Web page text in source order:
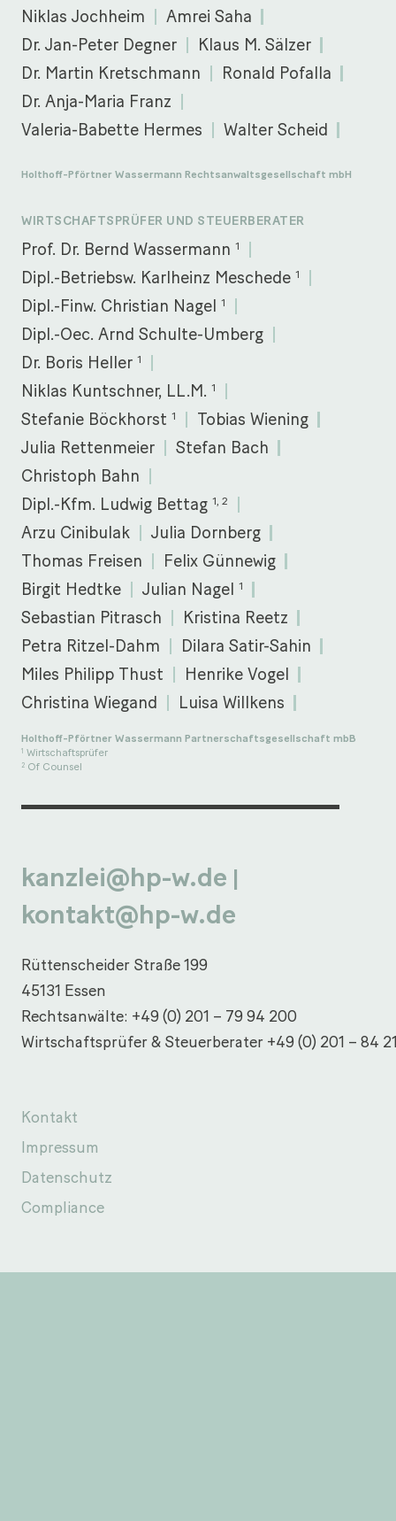
Niklas Jochheim
Amrei Saha
Dr. Jan-Peter Degner
Klaus M. Sälzer
Dr. Martin Kretschmann
Ronald Pofalla
Dr. Anja-Maria Franz
Valeria-Babette Hermes
Walter Scheid
Holthoff-Pförtner Wassermann Rechtsanwaltsgesellschaft mbH
WIRTSCHAFTSPRÜFER UND STEUERBERATER
Prof. Dr. Bernd Wassermann 1
Dipl.-Betriebsw. Karlheinz Meschede 1
Dipl.-Finw. Christian Nagel 1
Dipl.-Oec. Arnd Schulte-Umberg
Dr. Boris Heller 1
Niklas Kuntschner, LL.M. 1
Stefanie Böckhorst 1
Tobias Wiening
Julia Rettenmeier
Stefan Bach
Christoph Bahn
Dipl.-Kfm. Ludwig Bettag 1, 2
Arzu Cinibulak
Julia Dornberg
Thomas Freisen
Felix Günnewig
Birgit Hedtke
Julian Nagel 1
Sebastian Pitrasch
Kristina Reetz
Petra Ritzel-Dahm
Dilara Satir-Sahin
Miles Philipp Thust
Henrike Vogel
Christina Wiegand
Luisa Willkens
Holthoff-Pförtner Wassermann Partnerschaftsgesellschaft mbB
1 Wirtschaftsprüfer
2 Of Counsel
kanzlei@hp-w.de |
kontakt@hp-w.de
Rüttenscheider Straße 199
45131 Essen
Rechtsanwälte: +49 (0) 201 – 79 94 200
Wirtschaftsprüfer & Steuerberater +49 (0) 201 – 84
Kontakt
Impressum
Datenschutz
Compliance